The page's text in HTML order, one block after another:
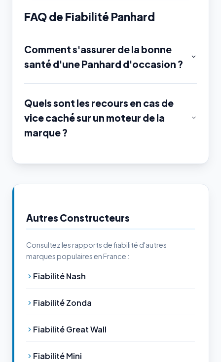
FAQ de Fiabilité Panhard
Comment s'assurer de la bonne
santé d'une Panhard d'occasion ?
Quels sont les recours en cas de
vice caché sur un moteur de la
marque ?
Autres Constructeurs
Consultez les rapports de fiabilité d'autres
marques populaires en France :
Fiabilité Nash
Fiabilité Zonda
Fiabilité Great Wall
Fiabilité Mini